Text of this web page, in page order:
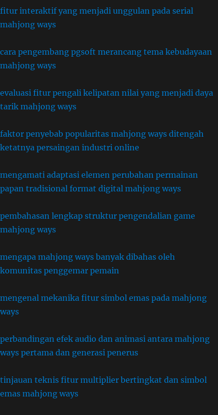
fitur interaktif yang menjadi unggulan pada serial
mahjong ways
cara pengembang pgsoft merancang tema kebudayaan
mahjong ways
evaluasi fitur pengali kelipatan nilai yang menjadi daya
tarik mahjong ways
faktor penyebab popularitas mahjong ways ditengah
ketatnya persaingan industri online
mengamati adaptasi elemen perubahan permainan
papan tradisional format digital mahjong ways
pembahasan lengkap struktur pengendalian game
mahjong ways
mengapa mahjong ways banyak dibahas oleh
komunitas penggemar pemain
mengenal mekanika fitur simbol emas pada mahjong
ways
perbandingan efek audio dan animasi antara mahjong
ways pertama dan generasi penerus
tinjauan teknis fitur multiplier bertingkat dan simbol
emas mahjong ways